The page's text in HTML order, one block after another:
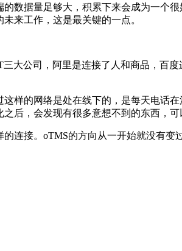
数据量足够大，积累下来会成为一个
来工作，这是最关键的一点。
大公司，阿里是连接了人和商品，百
样的网络是处在线下的，是每天电话
后，会发现有很多意想不到的东西，
连接。oTMS的方向从一开始就没有变